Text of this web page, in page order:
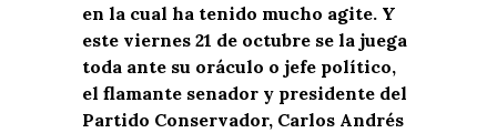
en la cual ha tenido mucho agite. Y
este viernes 21 de octubre se la juega
toda ante su oráculo o jefe político,
el flamante senador y presidente del
Partido Conservador, Carlos Andrés